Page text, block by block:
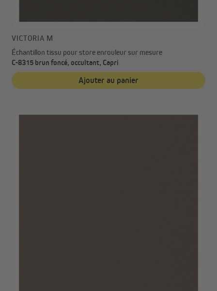
VICTORIA M
Échantillon tissu pour store enrouleur sur mesure
C-8315 brun foncé, occultant, Capri
Ajouter au panier